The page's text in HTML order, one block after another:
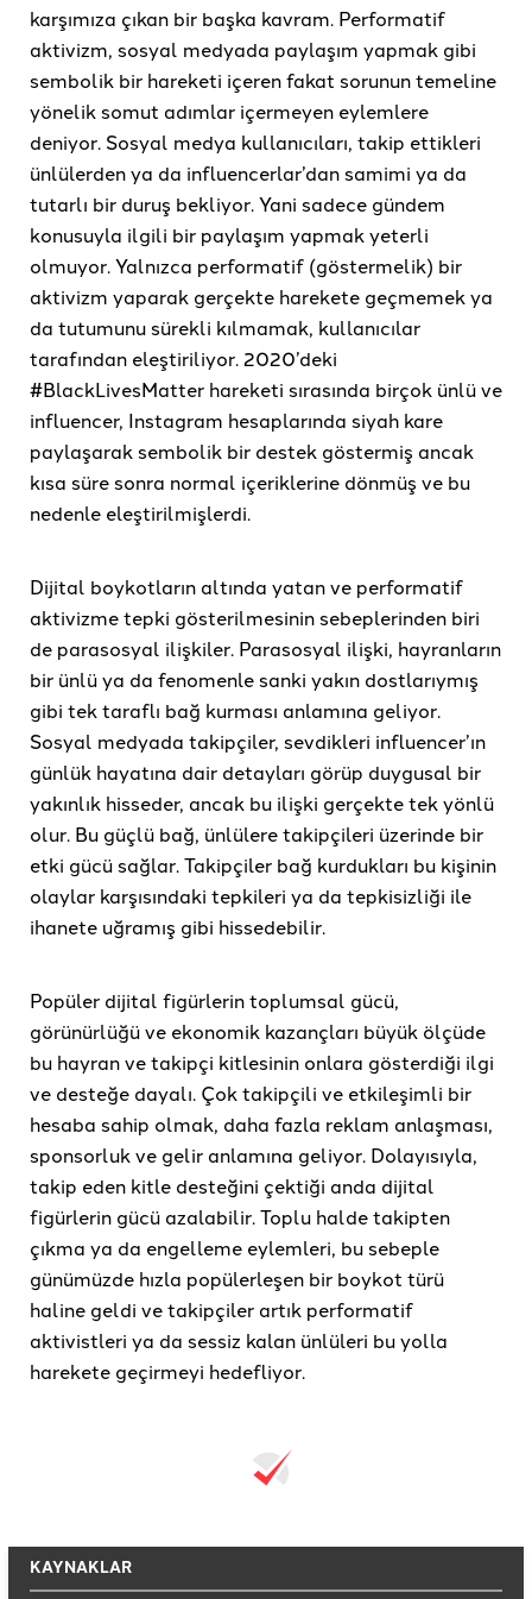
karşımıza çıkan bir başka kavram. Performatif
aktivizm, sosyal medyada paylaşım yapmak gibi
sembolik bir hareketi içeren fakat sorunun temeline
yönelik somut adımlar içermeyen eylemlere
deniyor. Sosyal medya kullanıcıları, takip ettikleri
ünlülerden ya da influencerlar’dan samimi ya da
tutarlı bir duruş bekliyor. Yani sadece gündem
konusuyla ilgili bir paylaşım yapmak yeterli
olmuyor. Yalnızca performatif (göstermelik) bir
aktivizm yaparak gerçekte harekete geçmemek ya
da tutumunu sürekli kılmamak, kullanıcılar
tarafından eleştiriliyor. 2020’deki
#BlackLivesMatter hareketi sırasında birçok ünlü ve
influencer, Instagram hesaplarında siyah kare
paylaşarak sembolik bir destek göstermiş ancak
kısa süre sonra normal içeriklerine dönmüş ve bu
nedenle eleştirilmişlerdi.
Dijital boykotların altında yatan ve performatif
aktivizme tepki gösterilmesinin sebeplerinden biri
de parasosyal ilişkiler. Parasosyal ilişki, hayranların
bir ünlü ya da fenomenle sanki yakın dostlarıymış
gibi tek taraflı bağ kurması anlamına geliyor.
Sosyal medyada takipçiler, sevdikleri influencer’ın
günlük hayatına dair detayları görüp duygusal bir
yakınlık hisseder, ancak bu ilişki gerçekte tek yönlü
olur. Bu güçlü bağ, ünlülere takipçileri üzerinde bir
etki gücü sağlar. Takipçiler bağ kurdukları bu kişinin
olaylar karşısındaki tepkileri ya da tepkisizliği ile
ihanete uğramış gibi hissedebilir.
Popüler dijital figürlerin toplumsal gücü,
görünürlüğü ve ekonomik kazançları büyük ölçüde
bu hayran ve takipçi kitlesinin onlara gösterdiği ilgi
ve desteğe dayalı. Çok takipçili ve etkileşimli bir
hesaba sahip olmak, daha fazla reklam anlaşması,
sponsorluk ve gelir anlamına geliyor. Dolayısıyla,
takip eden kitle desteğini çektiği anda dijital
figürlerin gücü azalabilir. Toplu halde takipten
çıkma ya da engelleme eylemleri, bu sebeple
günümüzde hızla popülerleşen bir boykot türü
haline geldi ve takipçiler artık performatif
aktivistleri ya da sessiz kalan ünlüleri bu yolla
harekete geçirmeyi hedefliyor.
KAYNAKLAR